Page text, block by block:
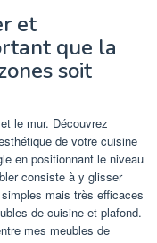
et
que la
soit
le mur. Découvrez
de votre cuisine
en positionnant le niveau
consiste à y glisser
mais très efficaces
de cuisine et plafond.
mes meubles de